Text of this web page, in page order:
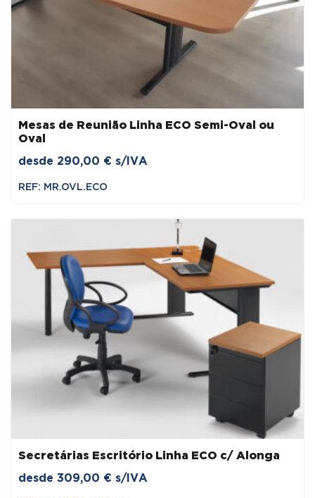
Mesas de Reunião Linha ECO Semi-Oval ou
Oval
desde 290,00 € s/IVA
REF: MR.OVL.ECO
Secretárias Escritório Linha ECO c/ Alonga
desde 309,00 € s/IVA